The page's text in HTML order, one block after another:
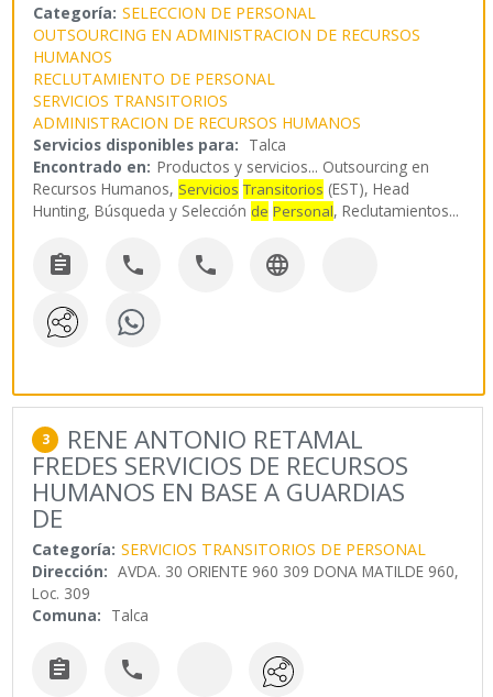
Categoría: SELECCION DE PERSONAL
OUTSOURCING EN ADMINISTRACION DE RECURSOS
HUMANOS
RECLUTAMIENTO DE PERSONAL
SERVICIOS TRANSITORIOS
ADMINISTRACION DE RECURSOS HUMANOS
Servicios disponibles para: Talca
Encontrado en: Productos y servicios... Outsourcing en
Recursos Humanos, Servicios Transitorios (EST), Head
Hunting, Búsqueda y Selección de Personal, Reclutamientos...
   
3 RENE ANTONIO RETAMAL
FREDES SERVICIOS DE RECURSOS
HUMANOS EN BASE A GUARDIAS
DE
Categoría: SERVICIOS TRANSITORIOS DE PERSONAL
Dirección: AVDA. 30 ORIENTE 960 309 DONA MATILDE 960,
Loc. 309
Comuna: Talca
 